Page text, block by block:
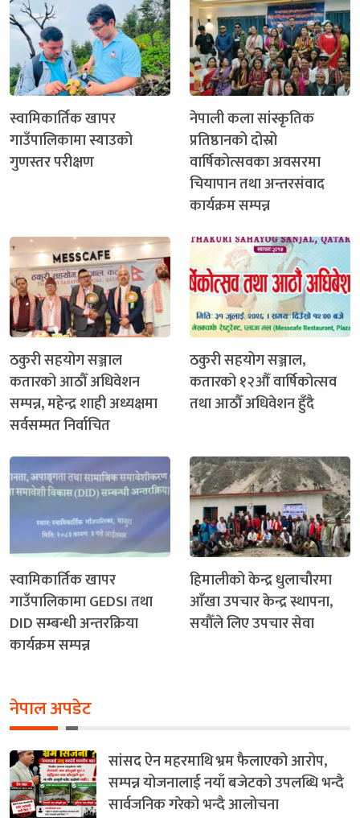
स्वामिकार्तिक खापर
गाउँपालिकामा स्याउको
गुणस्तर परीक्षण
नेपाली कला सांस्कृतिक
प्रतिष्ठानको दोस्रो
वार्षिकोत्सवका अवसरमा
चियापान तथा अन्तरसंवाद
कार्यक्रम सम्पन्न
ठकुरी सहयोग सञ्जाल
कतारको आठौँ अधिवेशन
सम्पन्न, महेन्द्र शाही अध्यक्षमा
सर्वसम्मत निर्वाचित
ठकुरी सहयोग सञ्जाल,
कतारको १२औँ वार्षिकोत्सव
तथा आठौँ अधिवेशन हुँदै
स्वामिकार्तिक खापर
गाउँपालिकामा GEDSI तथा
DID सम्बन्धी अन्तरक्रिया
कार्यक्रम सम्पन्न
हिमालीको केन्द्र धुलाचौरमा
आँखा उपचार केन्द्र स्थापना,
सयौँले लिए उपचार सेवा
नेपाल अपडेट
सांसद ऐन महरमाथि भ्रम फैलाएको आरोप,
सम्पन्न योजनालाई नयाँ बजेटको उपलब्धि भन्दै
सार्वजनिक गरेको भन्दै आलोचना